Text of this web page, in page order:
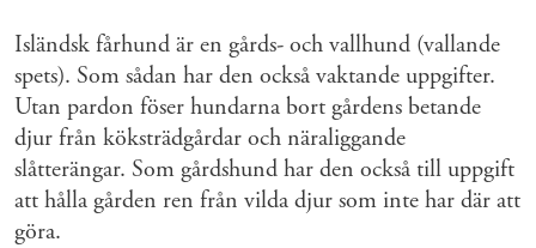
Isländsk fårhund är en gårds- och vallhund (vallande
spets). Som sådan har den också vaktande uppgifter.
Utan pardon föser hundarna bort gårdens betande
djur från köksträdgårdar och näraliggande
slåtterängar. Som gårdshund har den också till uppgift
att hålla gården ren från vilda djur som inte har där att
göra.